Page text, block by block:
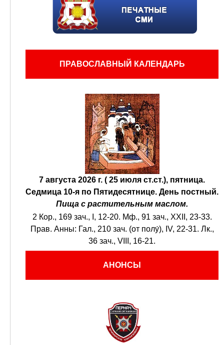
ПРАВОСЛАВНЫЙ КАЛЕНДАРЬ
7 августа 2026 г. ( 25 июля ст.ст.), пятница.
Седмица 10-я по Пятидесятнице. День постный.
Пища с растительным маслом.
2 Кор., 169 зач., I, 12-20. Мф., 91 зач., XXII, 23-33.
Прав. Анны: Гал., 210 зач. (от полу́), IV, 22-31. Лк.,
36 зач., VIII, 16-21.
АНОНСЫ